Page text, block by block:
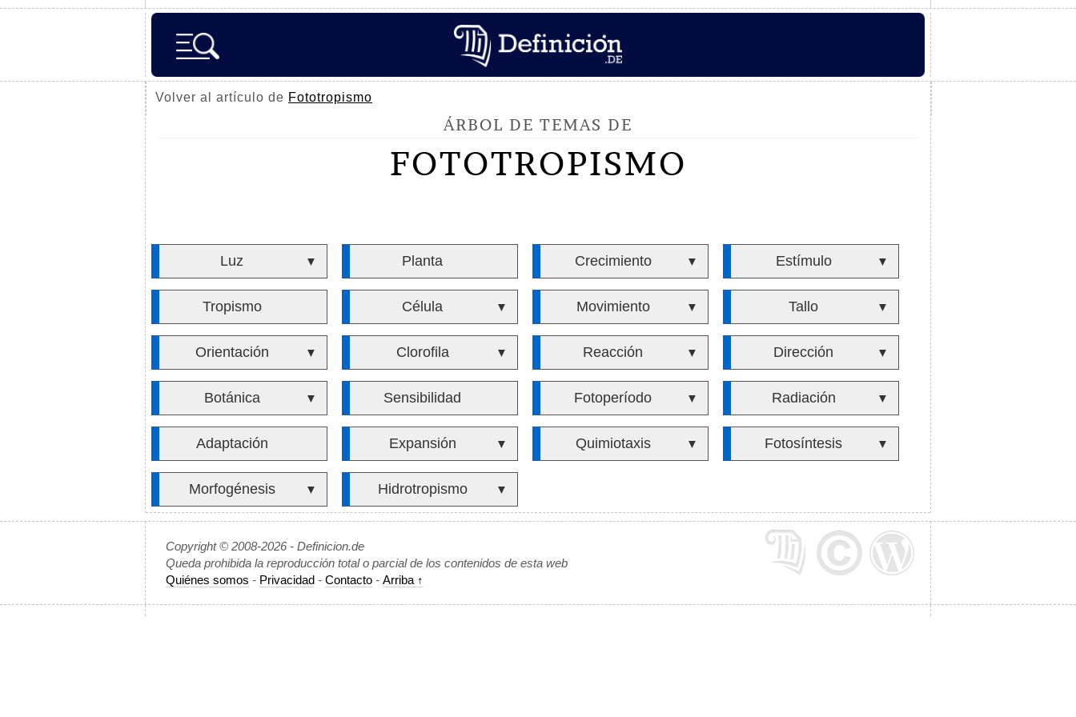
Volver al artículo de Fototropismo
ÁRBOL DE TEMAS DE
FOTOTROPISMO
Luz ▼ Planta Crecimiento ▼ Estímulo ▼
Tropismo Célula ▼ Movimiento ▼ Tallo ▼
Orientación ▼ Clorofila ▼ Reacción ▼ Dirección ▼
Botánica ▼ Sensibilidad Fotoperíodo ▼ Radiación ▼
Adaptación Expansión ▼ Quimiotaxis ▼ Fotosíntesis ▼
Morfogénesis ▼ Hidrotropismo ▼
Copyright © 2008-2026 - Definicion.de
Queda prohibida la reproducción total o parcial de los contenidos de esta web
Quiénes somos - Privacidad - Contacto - Arriba ↑